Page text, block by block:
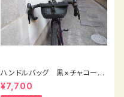
ハンドルバッグ 黒×チャコール
グレーのツギハギ
¥7,700